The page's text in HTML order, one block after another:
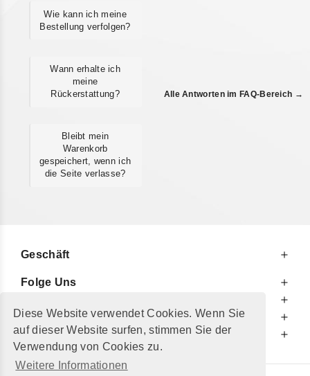
Diese Website verwendet Cookies. Wenn Sie
auf dieser Website surfen, stimmen Sie der
Verwendung von Cookies zu.
Weitere Informationen
Wie kann ich meine
Bestellung verfolgen?
Wann erhalte ich
meine
Rückerstattung?
Bleibt mein
Warenkorb
gespeichert, wenn ich
die Seite verlasse?
Alle Antworten im FAQ-Bereich →
Geschäft
Folge Uns
Zu Ihrer Information
Zusätzlich